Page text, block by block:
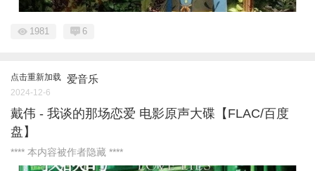
1981 6
点击重新加载 爱音乐
2024-12-6
戴伟 - 我谈的那场恋爱 电影原声大碟【FLAC/百度
盘】
**** 本内容被作者隐藏 ****